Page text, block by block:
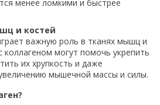
менее ломкими и быстрее
и костей
важную роль в тканях мышц и
коллагеном могут помочь укрепить
их хрупкость и даже
мышечной массы и силы.